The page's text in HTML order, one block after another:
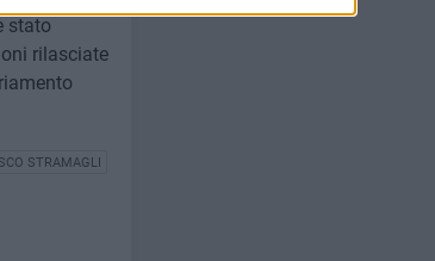
stato
rilasciate
STRAMAGLI